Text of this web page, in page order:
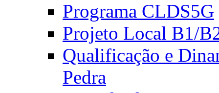
Programa CLDS5G
Projeto Local B1/
Qualificação e
Pedra